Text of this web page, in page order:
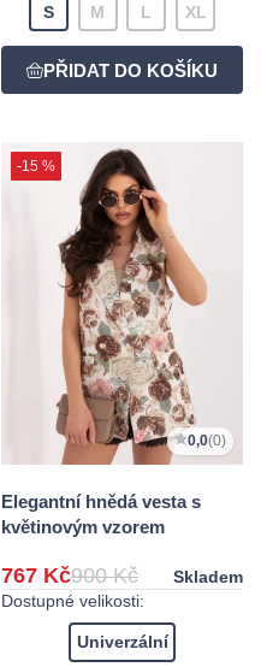
S M L XL
-15 %
0,0(0)
Elegantní hnědá vesta s
květinovým vzorem
767 Kč900 Kč
Skladem
Dostupné velikosti:
Univerzální